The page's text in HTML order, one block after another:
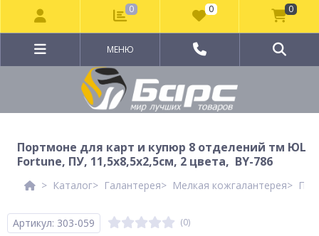
МЕНЮ
Портмоне для карт и купюр 8 отделений тм ЮL
Fortune, ПУ, 11,5x8,5x2,5см, 2 цвета, BY-786
Каталог Галантерея Мелкая кожгалантерея
Артикул: 303-059 (0)
0 0 0